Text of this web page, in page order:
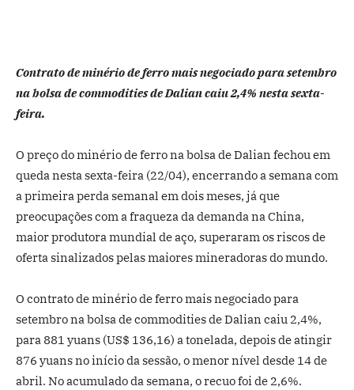
Contrato de minério de ferro mais negociado para setembro
na bolsa de commodities de Dalian caiu 2,4% nesta sexta-
feira.
O preço do minério de ferro na bolsa de Dalian fechou em
queda nesta sexta-feira (22/04), encerrando a semana com
a primeira perda semanal em dois meses, já que
preocupações com a fraqueza da demanda na China,
maior produtora mundial de aço, superaram os riscos de
oferta sinalizados pelas maiores mineradoras do mundo.
O contrato de minério de ferro mais negociado para
setembro na bolsa de commodities de Dalian caiu 2,4%,
para 881 yuans (US$ 136,16) a tonelada, depois de atingir
876 yuans no início da sessão, o menor nível desde 14 de
abril. No acumulado da semana, o recuo foi de 2,6%.